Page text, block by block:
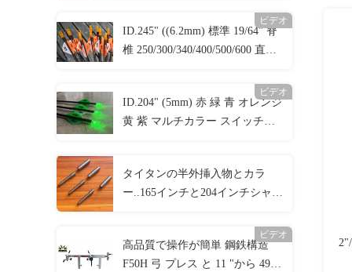
狩猟と標的矢印,横弓ボルト ビデオ
ID.245" ((6.2mm) 標準 19/64" 脊
椎 250/300/340/400/500/600 直さ
ビデオ
ID.204" (5mm) 赤 緑 青 オレンジ
黄 紫 マルチカラー スイッチ付
タイタンの半外挿入物とカラ
ー..165インチと204インチシャフ
ビデオ
高品質で操作が簡単 鋼鉄構造
F50H 弓 プレス と 11 "から 49